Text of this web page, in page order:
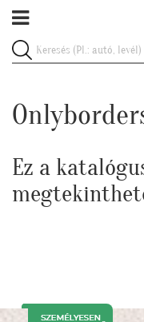
Ez a